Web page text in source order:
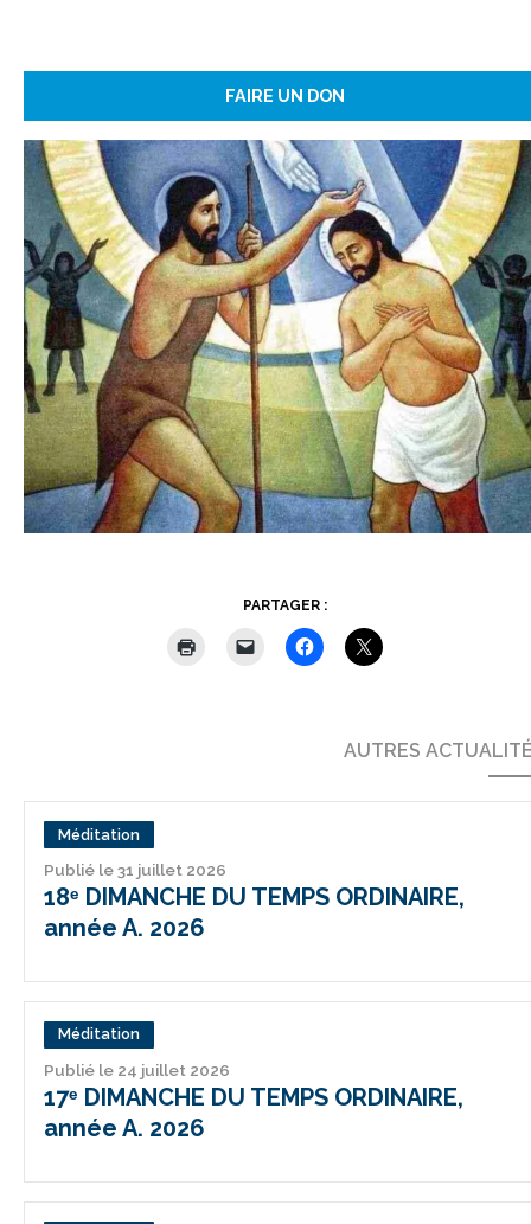
FAIRE UN DON
PARTAGER :
AUTRES
Méditation
Publié le 31 juillet 2026
18ᵉ DIMANCHE DU TEMPS ORDINAIRE,
année A. 2026
Méditation
Publié le 24 juillet 2026
17ᵉ DIMANCHE DU TEMPS ORDINAIRE,
année A. 2026